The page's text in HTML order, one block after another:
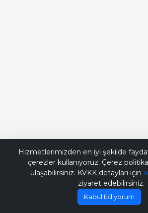
Hizmetlerimizden en iyi şekilde
çerezler kullanıyoruz. Çerez
ulaşabilirsiniz. KVKK detayları için
ziyaret edebilirsiniz.
Kabul Ediyorum